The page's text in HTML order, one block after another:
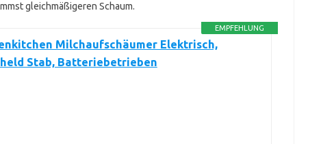
gleichmäßigeren Schaum.
EMPFEHLUNG
Milchaufschäumer Elektrisch,
Stab, Batteriebetrieben